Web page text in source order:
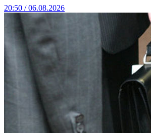
20:50 / 06.08.2026